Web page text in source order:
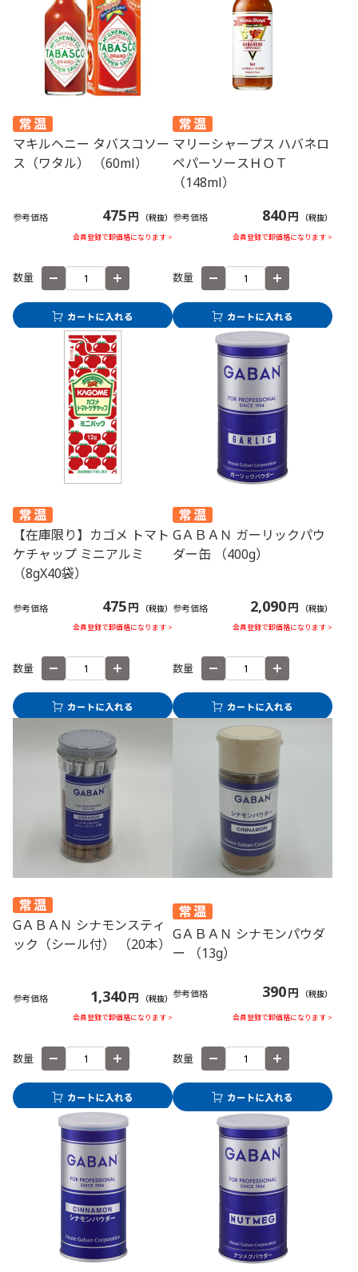
マキルヘニー タバスコソー
ス（ワタル） （60ml）
参考価格 475円 （税抜）
会員登録で卸価格になります >
数量
マリーシャープス ハバネロ
ペパーソースＨＯＴ
（148ml）
参考価格 840円 （税抜）
会員登録で卸価格になります >
数量
【在庫限り】カゴメ トマト
ケチャップ ミニアルミ
（8gX40袋）
参考価格 475円 （税抜）
会員登録で卸価格になります >
数量
GＡＢＡＮ ガーリックパウ
ダー缶 （400g）
参考価格 2,090円 （税抜）
会員登録で卸価格になります >
数量
GＡＢＡＮ シナモンスティ
ック（シール付） （20本）
参考価格 1,340円 （税抜）
会員登録で卸価格になります >
数量
GＡＢＡＮ シナモンパウダ
ー （13g）
参考価格 390円 （税抜）
会員登録で卸価格になります >
数量